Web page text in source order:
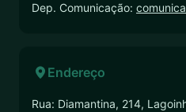
Dep. Comunicação:
Endereço
Rua: Diamantina, 214,